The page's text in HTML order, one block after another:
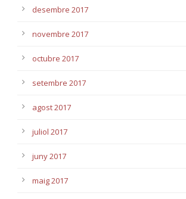
desembre 2017
novembre 2017
octubre 2017
setembre 2017
agost 2017
juliol 2017
juny 2017
maig 2017